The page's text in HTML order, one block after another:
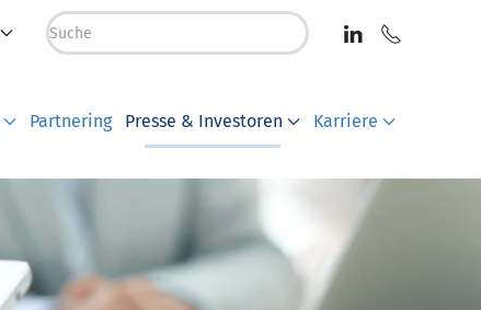
Partnering Presse & Investoren Karriere